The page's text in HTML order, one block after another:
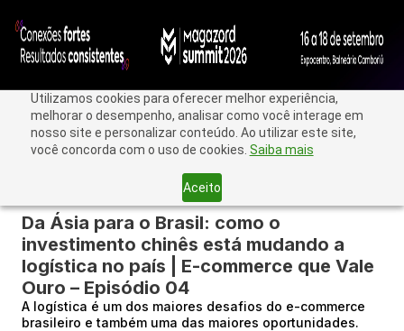
Utilizamos cookies para oferecer melhor experiência,
melhorar o desempenho, analisar como você interage em
nosso site e personalizar conteúdo. Ao utilizar este site,
você concorda com o uso de cookies. Saiba mais
Aceito
Da Ásia para o Brasil: como o
investimento chinês está mudando a
logística no país | E-commerce que Vale
Ouro – Episódio 04
A logística é um dos maiores desafios do e-commerce
brasileiro e também uma das maiores oportunidades.